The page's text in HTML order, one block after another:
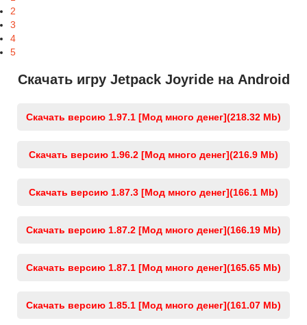
2
3
4
5
Скачать игру Jetpack Joyride на Android
Скачать версию 1.97.1 [Мод много денег](218.32 Mb)
Скачать версию 1.96.2 [Мод много денег](216.9 Mb)
Скачать версию 1.87.3 [Мод много денег](166.1 Mb)
Скачать версию 1.87.2 [Мод много денег](166.19 Mb)
Скачать версию 1.87.1 [Мод много денег](165.65 Mb)
Скачать версию 1.85.1 [Мод много денег](161.07 Mb)